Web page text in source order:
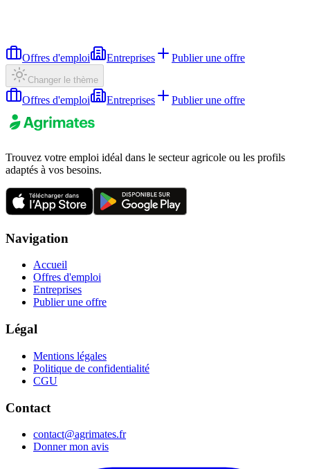
Offres d'emploi Entreprises Publier une offre
Changer le thème
Offres d'emploi Entreprises Publier une offre
Trouvez votre emploi idéal dans le secteur agricole ou les profils
adaptés à vos besoins.
Navigation
Accueil
Offres d'emploi
Entreprises
Publier une offre
Légal
Mentions légales
Politique de confidentialité
CGU
Contact
contact@agrimates.fr
Donner mon avis